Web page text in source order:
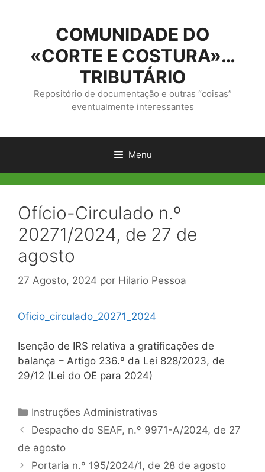
conteúdo
COMUNIDADE DO
«CORTE E COSTURA»…
TRIBUTÁRIO
Repositório de documentação e outras “coisas”
eventualmente interessantes
Menu
Ofício-Circulado n.º
20271/2024, de 27 de
agosto
27 Agosto, 2024 por Hilario Pessoa
Oficio_circulado_20271_2024
Isenção de IRS relativa a gratificações de
balança – Artigo 236.º da Lei 828/2023, de
29/12 (Lei do OE para 2024)
Categorias
Instruções Administrativas
Navegação
de
artigos
Despacho do SEAF, n.º 9971-A/2024, de 27
de agosto
Portaria n.º 195/2024/1, de 28 de agosto